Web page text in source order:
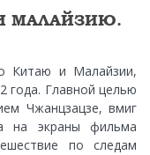
МАЛАЙЗИЮ.
Китаю и Малайзии,
года. Главной целью
Чжанцзацзе, вмиг
на экраны фильма
по следам